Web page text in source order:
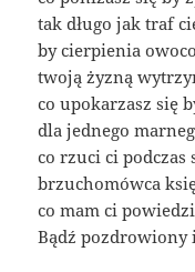
tak długo jak traf
by cierpienia
twoją żyzną
co upokarzasz się
dla jednego
co rzuci ci
brzuchomówca
co mam ci
Bądź pozdrowiony